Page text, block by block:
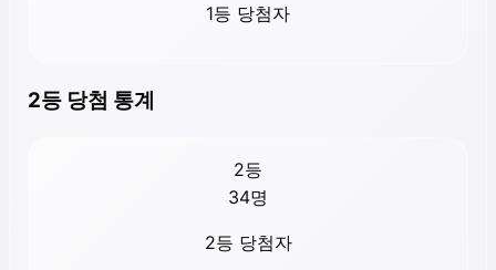
1등 당첨자
2등 당첨 통계
2등
34명
2등 당첨자